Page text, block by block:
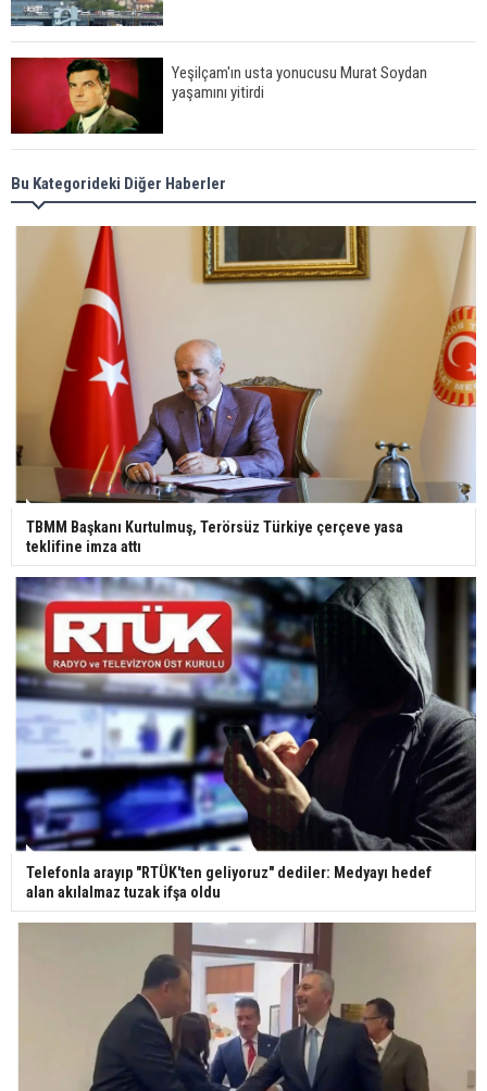
Yeşilçam'ın usta yonucusu Murat Soydan
yaşamını yitirdi
Meral Akşener ile Müsavat Dervişoğlu cenazede
görüntülendi
29 Mayıs okullar tatil mi?
Bilim kurgu gerçekleşiyor... Dondurulmuş
insanları hayata döndürecek keşif
Ünlü türkücü Mahmut Tuncer estetik operasyon
geçirdi: Son hali gündem oldu
Yerli turist 229,7 milyar lira seyahat harcaması
yaptı
Gazze'deki Sağlık Bakanlığı duyurdu: Vahşetin
pençesinde 2 salgın vaka tespit edildi
Bu Kategorideki Diğer Haberler
TBMM Başkanı Kurtulmuş, Terörsüz Türkiye çerçeve yasa
teklifine imza attı
Telefonla arayıp "RTÜK'ten geliyoruz" dediler: Medyayı hedef
alan akılalmaz tuzak ifşa oldu